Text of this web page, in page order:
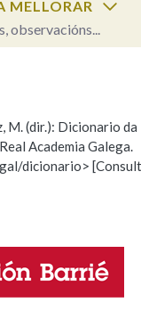
MELLORAR
observacións...
OPCIÓN:
Hai un erro na
a definición
M. (dir.): Dicionario da
Academia Galega.
dicionario>